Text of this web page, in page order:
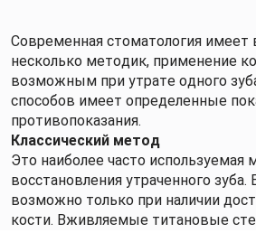
Современная стоматология имеет
несколько методик, применение
возможным при утрате одного
способов имеет определенные
противопоказания.
Классический метод
Это наиболее часто используемая
восстановления утраченного
возможно только при наличии
кости. Вживляемые титановые